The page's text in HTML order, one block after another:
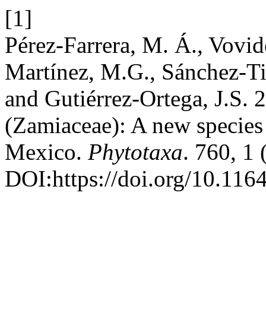
[1]
Pérez-Farrera, M. Á.,
Martínez, M.G., Sánchez-
and Gutiérrez-Ortega, J.S.
(Zamiaceae): A new
Mexico. Phytotaxa. 760, 1
DOI:https://doi.org/